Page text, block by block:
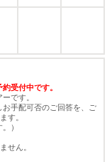
受付中です。
です。
手配可否のご回答を、ご
す。
）
せん。